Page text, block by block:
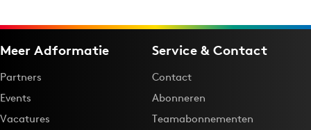
Meer Adformatie
Partners
Events
Vacatures
Service & Contact
Contact
Abonneren
Teamabonnementen